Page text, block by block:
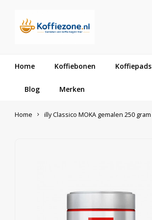
Home Koffiebonen Koffiepads
Blog Merken
Home illy Classico MOKA gemalen 250 gram